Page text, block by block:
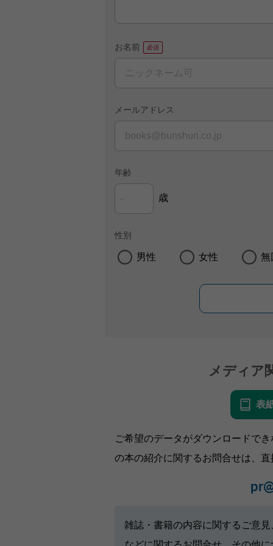
お名前
メールアドレス
年齢
歳
性別
男性 女性 無
メディア
表
ご希望のデータがダウンロードで
の本の紹介に関するお問合せは、
雑誌・書籍の内容に関するご意